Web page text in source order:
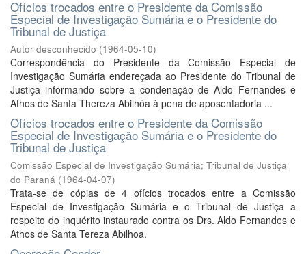
Ofícios trocados entre o Presidente da Comissão
Especial de Investigação Sumária e o Presidente do
Tribunal de Justiça
Autor desconhecido (1964-05-10)
Correspondência do Presidente da Comissão Especial de
Investigação Sumária endereçada ao Presidente do Tribunal de
Justiça informando sobre a condenação de Aldo Fernandes e
Athos de Santa Thereza Abilhôa à pena de aposentadoria ...
Ofícios trocados entre o Presidente da Comissão
Especial de Investigação Sumária e o Presidente do
Tribunal de Justiça
Comissão Especial de Investigação Sumária; Tribunal de Justiça
do Paraná (1964-04-07)
Trata-se de cópias de 4 ofícios trocados entre a Comissão
Especial de Investigação Sumária e o Tribunal de Justiça a
respeito do inquérito instaurado contra os Drs. Aldo Fernandes e
Athos de Santa Tereza Abilhoa.